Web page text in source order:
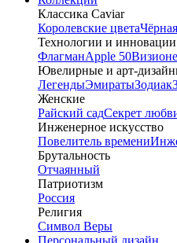
Классика Caviar
Королевские цвета
Технологии и инновации
ФлагманApple 50
Ювелирные и арт-
ЛегендыЭмиратыЗодиак
Женские
Райский садСекрет
Инженерное искусство
Повелитель времени
Брутальность
Отчаянный
Патриотизм
Россия
Религия
Символ Веры
Персональный дизайн